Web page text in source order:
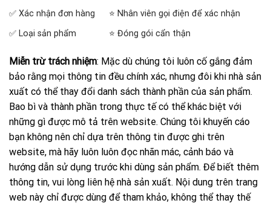
✅ Xác nhận đơn hàng
⭐ Nhân viên gọi điện để xác nhận
✅ Loại sản phẩm
⭐ Đóng gói cẩn thận
Miễn trừ trách nhiệm: Mặc dù chúng tôi luôn cố gắng đảm
bảo rằng mọi thông tin đều chính xác, nhưng đôi khi nhà sản
xuất có thể thay đổi danh sách thành phần của sản phẩm.
Bao bì và thành phần trong thực tế có thể khác biệt với
những gì được mô tả trên website. Chúng tôi khuyến cáo
bạn không nên chỉ dựa trên thông tin được ghi trên
website, mà hãy luôn luôn đọc nhãn mác, cảnh báo và
hướng dẫn sử dụng trước khi dùng sản phẩm. Để biết thêm
thông tin, vui lòng liên hệ nhà sản xuất. Nội dung trên trang
web này chỉ được dùng để tham khảo, không thể thay thế